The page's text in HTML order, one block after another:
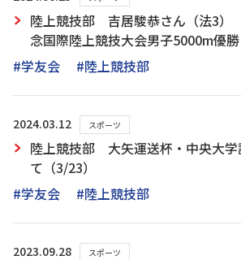
陸上競技部 吉居駿恭さん（法3
念国際陸上競技大会男子5000m優勝
#学友会
#陸上競技部
2024.03.12 スポーツ
陸上競技部 大矢運送杯・中央大学
て（3/23）
#学友会
#陸上競技部
2023.09.28 スポーツ